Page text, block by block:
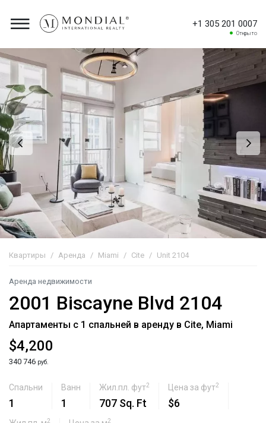
+1 305 201 0007
Открыто
Квартиры Аренда Miami Cite Unit 2104
Аренда недвижимости
2001 Biscayne Blvd 2104
Апартаменты с 1 спальней в аренду в Cite, Miami
$4,200
340 746 руб.
Спальни
1
Ванн
1
Жил.пл. фут2
707 Sq. Ft
Цена за фут2
$6
2 2